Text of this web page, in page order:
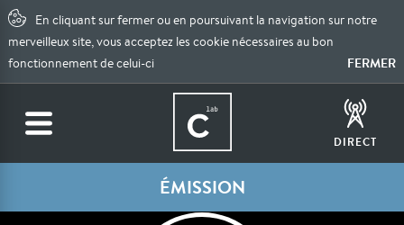
En cliquant sur fermer ou en poursuivant la navigation sur notre
merveilleux site, vous acceptez les cookie nécessaires au bon
fonctionnement de celui-ci
FERMER
DIRECT
ÉMISSION